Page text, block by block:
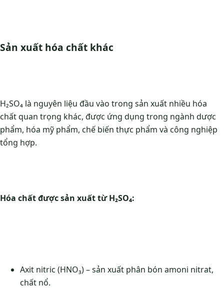
Sản xuất hóa chất khác
H₂SO₄ là nguyên liệu đầu vào trong sản xuất nhiều hóa
chất quan trọng khác, được ứng dụng trong ngành dược
phẩm, hóa mỹ phẩm, chế biến thực phẩm và công nghiệp
tổng hợp.
Hóa chất được sản xuất từ H₂SO₄:
Axit nitric (HNO₃) – sản xuất phân bón amoni nitrat,
chất nổ.